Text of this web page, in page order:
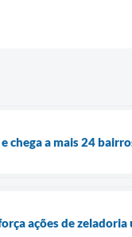
chega a mais 24
ações de zeladoria